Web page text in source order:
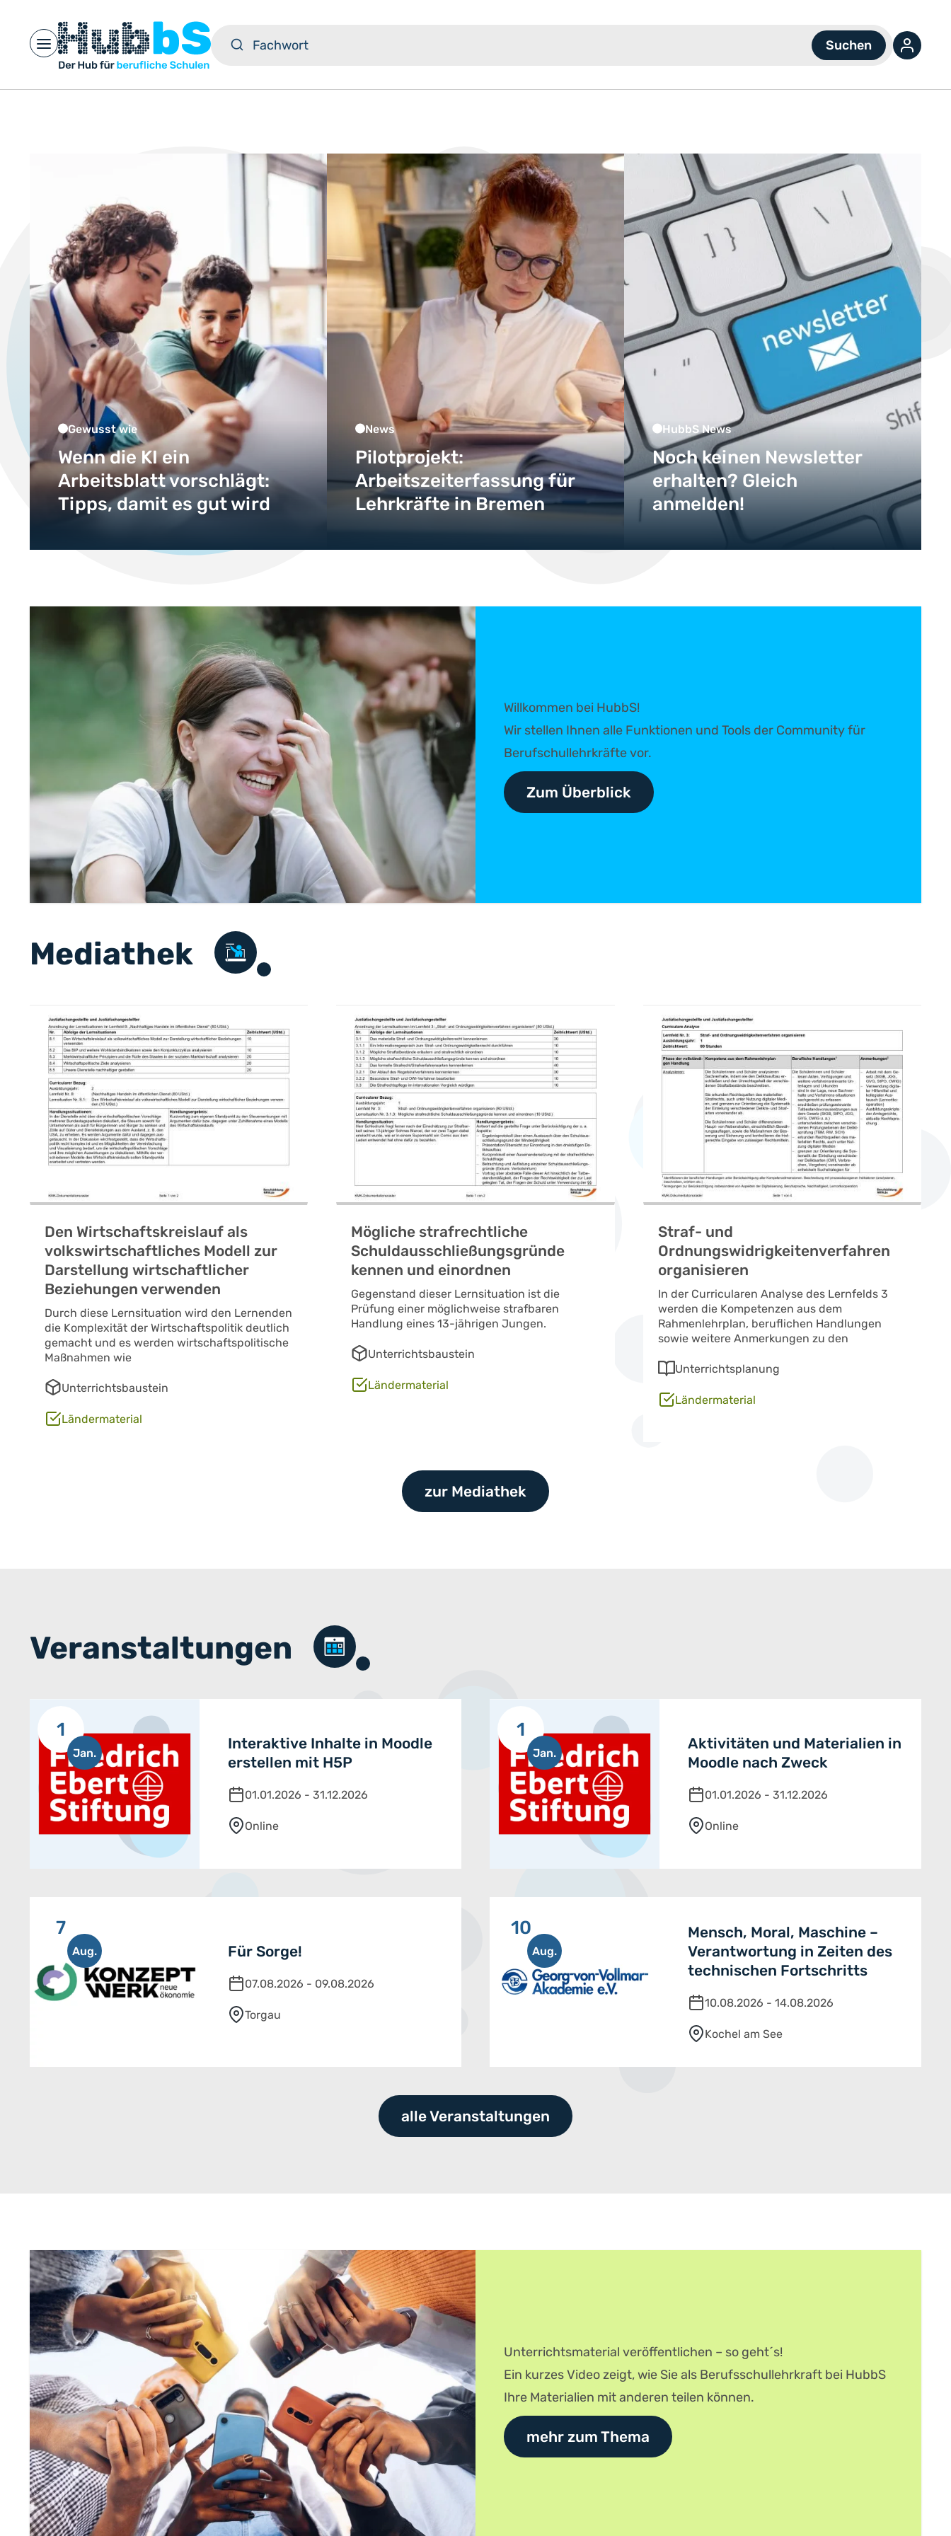
Open main menu
Gewusst wie
Wenn die KI ein
Arbeitsblatt vorschlägt:
Tipps, damit es gut wird
News
Pilotprojekt:
Arbeitszeiterfassung für
Lehrkräfte in Bremen
HubbS News
Noch keinen Newsletter
erhalten? Gleich
anmelden!
Willkommen bei HubbS!
Wir stellen Ihnen alle Funktionen und Tools der Community für
Berufschullehrkräfte vor.
Zum Überblick
Mediathek
Den Wirtschaftskreislauf als
volkswirtschaftliches Modell zur
Darstellung wirtschaftlicher
Beziehungen verwenden
Durch diese Lernsituation wird den Lernenden
die Komplexität der Wirtschaftspolitik deutlich
gemacht und es werden wirtschaftspolitische
Maßnahmen wie
Unterrichtsbaustein
Ländermaterial
Mögliche strafrechtliche
Schuldausschließungsgründe
kennen und einordnen
Gegenstand dieser Lernsituation ist die
Prüfung einer möglichweise strafbaren
Handlung eines 13-jährigen Jungen.
Unterrichtsbaustein
Ländermaterial
Straf- und
Ordnungswidrigkeitenverfahren
organisieren
In der Curricularen Analyse des Lernfelds 3
werden die Kompetenzen aus dem
Rahmenlehrplan, beruflichen Handlungen
sowie weitere Anmerkungen zu den
Unterrichtsplanung
Ländermaterial
zur Mediathek
Veranstaltungen
1
Jan.
Interaktive Inhalte in Moodle
erstellen mit H5P
01.01.2026 - 31.12.2026
Online
1
Jan.
Aktivitäten und Materialien in
Moodle nach Zweck
01.01.2026 - 31.12.2026
Online
7
Aug. Für Sorge!
07.08.2026 - 09.08.2026
Torgau
10
Aug.
Mensch, Moral, Maschine –
Verantwortung in Zeiten des
technischen Fortschritts
10.08.2026 - 14.08.2026
Kochel am See
alle Veranstaltungen
Unterrichtsmaterial veröffentlichen – so geht´s!
Ein kurzes Video zeigt, wie Sie als Berufsschullehrkraft bei HubbS
Ihre Materialien mit anderen teilen können.
mehr zum Thema